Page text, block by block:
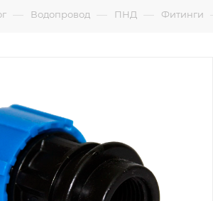
— Водопровод — ПНД — Фитинги